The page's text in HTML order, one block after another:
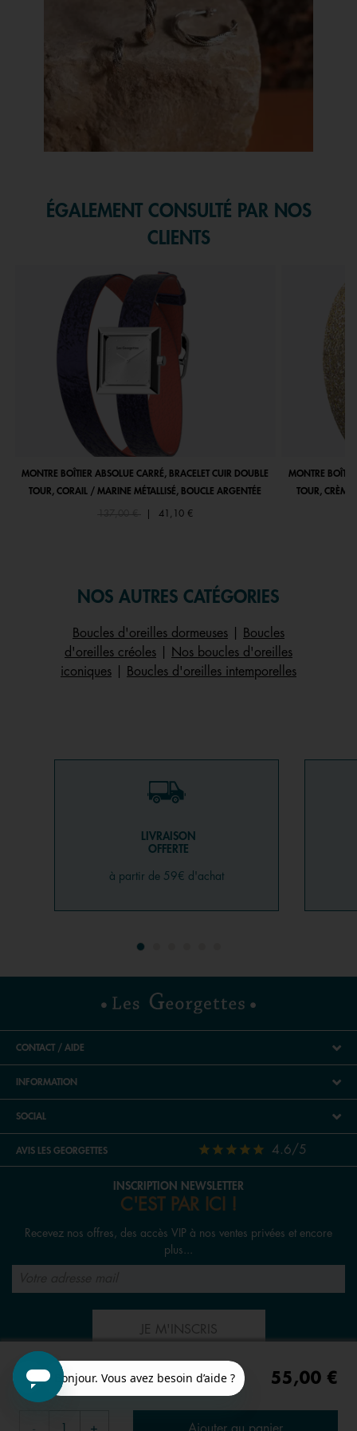
55,00 €
ÉGALEMENT CONSULTÉ PAR NOS
CLIENTS
MONTRE BOÎTIER ABSOLUE CARRÉ, BRACELET CUIR DOUBLE
TOUR, CORAIL / MARINE MÉTALLISÉ, BOUCLE ARGENTÉE
Price reduced from
137,00 €to 41,10 €
MONTRE
TOUR, CRÈME
NOS AUTRES CATÉGORIES
Boucles d'oreilles dormeuses
Boucles
d'oreilles créoles
Nos boucles d'oreilles
iconiques
Boucles d'oreilles intemporelles
LIVRAISON
OFFERTE
à partir de 59€ d'achat
CONTACT / AIDE
INFORMATION
SOCIAL
AVIS LES GEORGETTES 4.6/5
INSCRIPTION NEWSLETTER
C'EST PAR ICI !
Recevez nos offres, des accès VIP à nos ventes privées et encore
plus...
JE M'INSCRIS
SUIVEZ-NOUS